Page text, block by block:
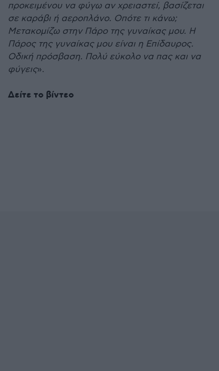
προκειμένου να φύγω αν χρειαστεί, βασίζεται
σε καράβι ή αεροπλάνο. Οπότε τι κάνω;
Μετακομίζω στην Πάρο της γυναίκας μου. Η
Πάρος της γυναίκας μου είναι η Επίδαυρος.
Οδική πρόσβαση. Πολύ εύκολο να πας και να
φύγεις».
Δείτε το βίντεο